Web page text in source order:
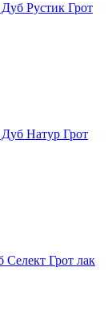
Рустик Грот
Натур Грот
Грот лак